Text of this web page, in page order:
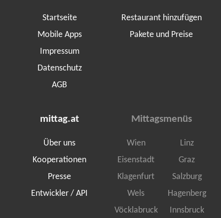
Startseite
Mobile Apps
Impressum
Datenschutz
AGB
Restaurant hinzufügen
Pakete und Preise
mittag.at
Über uns
Kooperationen
Presse
Entwickler / API
Mittagsmenüs
Wien
Linz
Eisenstadt
Graz
Klagenfurt
Salzburg
Wels
Hagenberg
Vöcklabruck
Innsbruck